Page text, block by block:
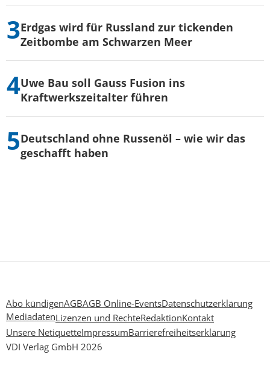
Erdgas wird für Russland zur tickenden
Zeitbombe am Schwarzen Meer
Uwe Bau soll Gauss Fusion ins
Kraftwerkszeitalter führen
Deutschland ohne Russenöl – wie wir das
geschafft haben
Abo kündigenAGBAGB Online-EventsDatenschutzerklärung
MediadatenLizenzen und RechteRedaktionKontakt
Unsere NetiquetteImpressumBarrierefreiheitserklärung
VDI Verlag GmbH 2026